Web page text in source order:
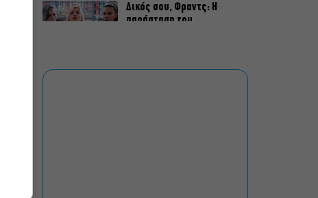
Δικός σου, Φραντς: Η
παράσταση του